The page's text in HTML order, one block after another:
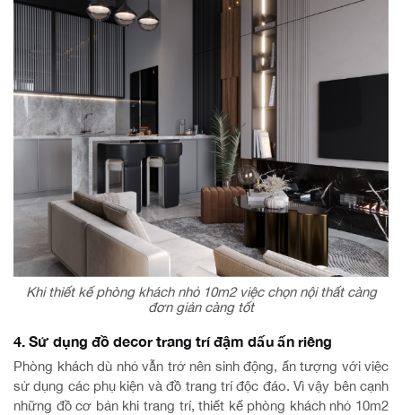
Khi thiết kế phòng khách nhỏ 10m2 việc chọn nội thất càng
đơn giản càng tốt
4. Sử dụng đồ decor trang trí đậm dấu ấn riêng
Phòng khách dù nhỏ vẫn trở nên sinh động, ấn tượng với việc
sử dụng các phụ kiện và đồ trang trí độc đáo. Vì vậy bên cạnh
những đồ cơ bản khi trang trí, thiết kế phòng khách nhỏ 10m2